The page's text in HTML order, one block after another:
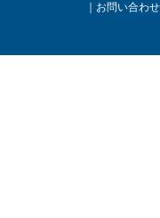
お問い合わせ